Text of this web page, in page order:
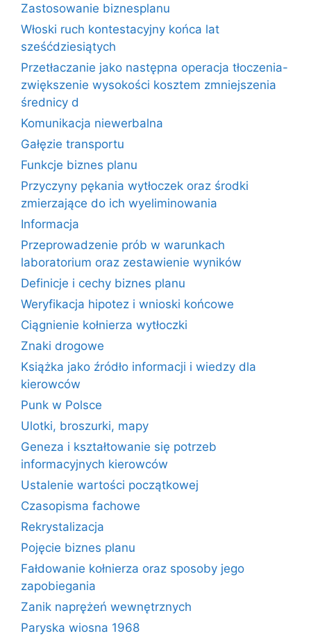
Zastosowanie biznesplanu
Włoski ruch kontestacyjny końca lat
sześćdziesiątych
Przetłaczanie jako następna operacja tłoczenia-
zwiększenie wysokości kosztem zmniejszenia
średnicy d
Komunikacja niewerbalna
Gałęzie transportu
Funkcje biznes planu
Przyczyny pękania wytłoczek oraz środki
zmierzające do ich wyeliminowania
Informacja
Przeprowadzenie prób w warunkach
laboratorium oraz zestawienie wyników
Definicje i cechy biznes planu
Weryfikacja hipotez i wnioski końcowe
Ciągnienie kołnierza wytłoczki
Znaki drogowe
Książka jako źródło informacji i wiedzy dla
kierowców
Punk w Polsce
Ulotki, broszurki, mapy
Geneza i kształtowanie się potrzeb
informacyjnych kierowców
Ustalenie wartości początkowej
Czasopisma fachowe
Rekrystalizacja
Pojęcie biznes planu
Fałdowanie kołnierza oraz sposoby jego
zapobiegania
Zanik naprężeń wewnętrznych
Paryska wiosna 1968